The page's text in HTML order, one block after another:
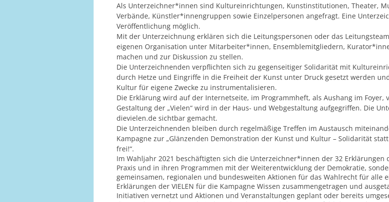
Als Unterzeichner*innen sind Kultureinrichtungen, Kunstinstitutionen, Theater,
Verbände, Künstler*innengruppen sowie Einzelpersonen angefragt. Eine
Veröffentlichung möglich.
Mit der Unterzeichnung erklären sich die Leitungspersonen oder das
eigenen Organisation unter Mitarbeiter*innen, Ensemblemitgliedern,
machen und zur Diskussion zu stellen.
Die Unterzeichnenden verpflichten sich zu gegenseitiger Solidarität mit
durch Hetze und Eingriffe in die Freiheit der Kunst unter Druck gesetzt werden
Kultur für eigene Zwecke zu instrumentalisieren.
Die Erklärung wird auf der Internetseite, im Programmheft, als Aushang im
Gestaltung der „Vielen“ wird in der Haus- und Webgestaltung aufgegriffen. Die
dievielen.de sichtbar gemacht.
Die Unterzeichnenden bleiben durch regelmäßige Treffen im Austausch
Kampagne zur „Glänzenden Demonstration der Kunst und Kultur – Solidarität
frei!“.
Im Wahljahr 2021 beschäftigten sich die Unterzeichner*innen der 32 Erklärungen
Praxis und in ihren Programmen mit der Weiterentwicklung der Demokratie,
gemeinsamen, regionalen und bundesweiten Aktionen für das Wahlrecht für alle
Erklärungen der VIELEN für die Kampagne Wissen zusammengetragen und
Initiativen vernetzt und Aktionen und Veranstaltungen geplant oder bereits